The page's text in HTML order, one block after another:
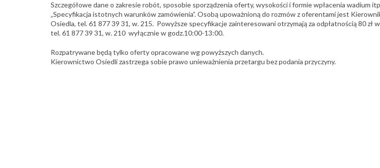
Szczegółowe dane o zakresie robót, sposobie sporządzenia oferty, wysokości i formie wpłacenia wadium
„Specyfikacja istotnych warunków zamówienia”. Osobą upoważnioną do rozmów z oferentami jest
Osiedla, tel. 61 877 39 31, w. 215. Powyższe specyfikacje zainteresowani otrzymają za odpłatnością 80 zł
tel. 61 877 39 31, w. 210 wyłącznie w godz.10:00-13:00.
Rozpatrywane będą tylko oferty opracowane wg powyższych danych.
Kierownictwo Osiedli zastrzega sobie prawo unieważnienia przetargu bez podania przyczyny.